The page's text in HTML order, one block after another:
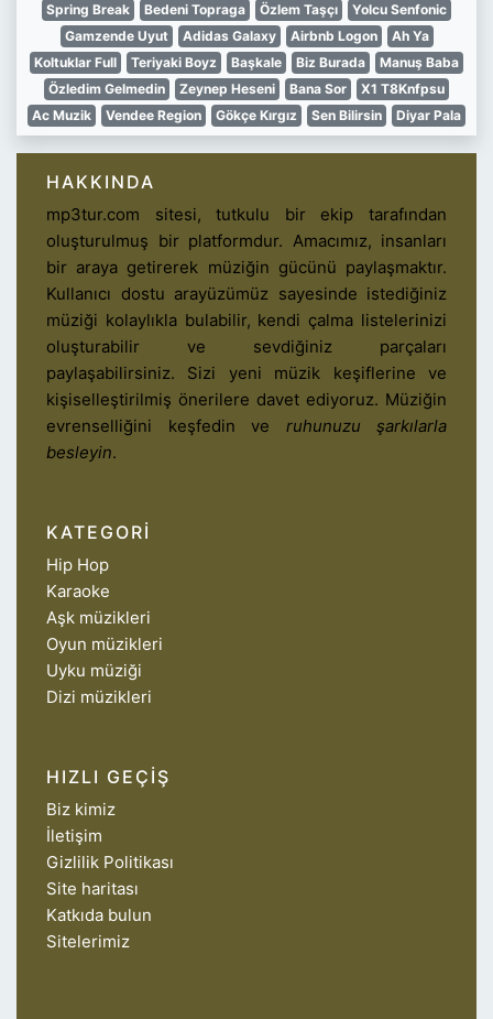
Spring Break
Bedeni Topraga Özlem Taşçı
Yolcu Senfonic
Gamzende Uyut
Adidas Galaxy Airbnb Logon
Ah Ya
Koltuklar Full
Teriyaki Boyz Başkale Biz Burada
Manuş Baba
Özledim Gelmedin
Zeynep Heseni Bana Sor
X1 T8Knfpsu
Ac Muzik
Vendee Region Gökçe Kırgız Sen Bilirsin Diyar Pala
HAKKINDA
mp3tur.com sitesi, tutkulu bir ekip tarafından
oluşturulmuş bir platformdur. Amacımız, insanları
bir araya getirerek müziğin gücünü paylaşmaktır.
Kullanıcı dostu arayüzümüz sayesinde istediğiniz
müziği kolaylıkla bulabilir, kendi çalma listelerinizi
oluşturabilir ve sevdiğiniz parçaları
paylaşabilirsiniz. Sizi yeni müzik keşiflerine ve
kişiselleştirilmiş önerilere davet ediyoruz. Müziğin
evrenselliğini keşfedin ve ruhunuzu şarkılarla
besleyin.
KATEGORI
Hip Hop
Karaoke
Aşk müzikleri
Oyun müzikleri
Uyku müziği
Dizi müzikleri
HIZLI GEÇIŞ
Biz kimiz
İletişim
Gizlilik Politikası
Site haritası
Katkıda bulun
Sitelerimiz